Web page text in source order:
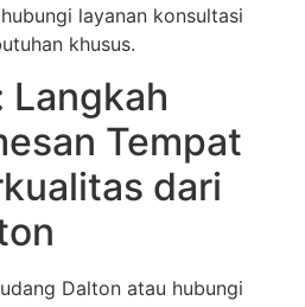
layanan konsultasi
khusus.
Langkah
Tempat
dari
Dalton atau hubungi